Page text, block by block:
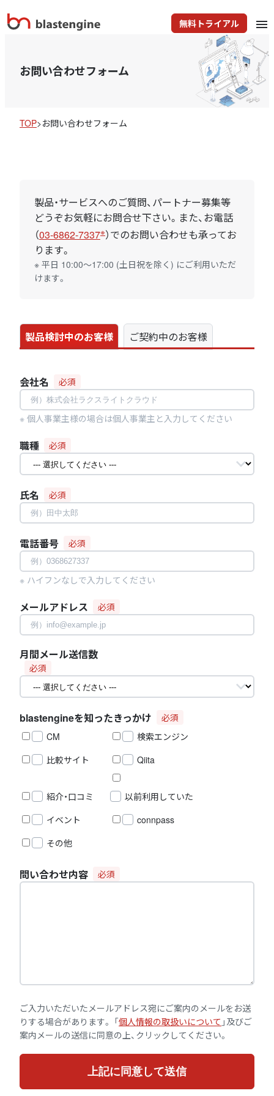
無料トライアル menu
お問い合わせフォーム
TOP>お問い合わせフォーム
製品・サービスへのご質問、パートナー募集等
どうぞお気軽にお問合せ下さい。また、お電話
（03-6862-7337※）でのお問い合わせも承ってお
ります。
※ 平日 10:00～17:00 (土日祝を除く) にご利用いただ
けます。
製品検討中のお客様
会社名 必須
※ 個人事業主様の場合は個人事業主と入力してください
職種 必須
氏名 必須
電話番号 必須
※ ハイフンなしで入力してください
メールアドレス 必須
月間メール送信数
必須
blastengineを知ったきっかけ
必須
CM
検索エンジン
比較サイト
Qiita
紹介・口コミ
以前利用していた
イベント
connpass
その他
問い合わせ内容 必須
ご入力いただいたメールアドレス宛にご案内のメールをお送
りする場合があります。 「個人情報の取扱いについて 」及びご
案内メールの送信に同意の上、クリックしてください。
ご契約中のお客様